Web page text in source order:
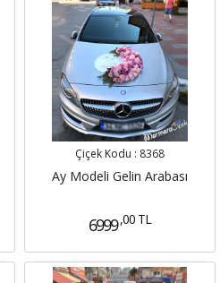
Çiçek Kodu : 8368
Ay Modeli Gelin Arabası
6999 ,00 TL